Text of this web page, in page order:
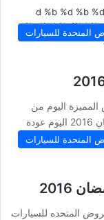
المتحدة للسيارات
رمضان 2016 : العروض المميزة اليوم من
المتجدة للسيارات عروض المتحدة للسيارات رمضان 2016 اليوم عودة
المتحدة للسيارات
للسيارات لشهر رمضان 2016 : عروض المتحده للسيارات